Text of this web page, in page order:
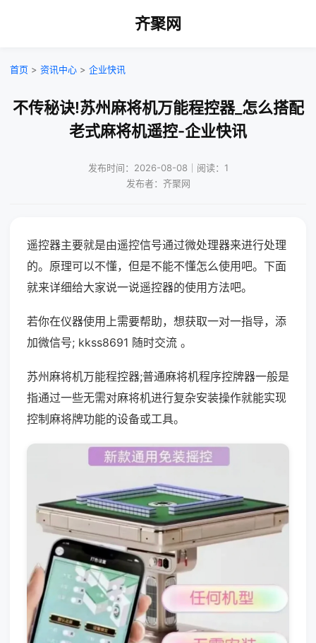
齐聚网
首页 > 资讯中心 > 企业快讯
不传秘诀!苏州麻将机万能程控器_怎么搭配
老式麻将机遥控-企业快讯
发布时间：2026-08-08｜阅读：1
发布者：齐聚网
遥控器主要就是由遥控信号通过微处理器来进行处理
的。原理可以不懂，但是不能不懂怎么使用吧。下面
就来详细给大家说一说遥控器的使用方法吧。
若你在仪器使用上需要帮助，想获取一对一指导，添
加微信号; kkss8691 随时交流 。
苏州麻将机万能程控器;普通麻将机程序控牌器一般是
指通过一些无需对麻将机进行复杂安装操作就能实现
控制麻将牌功能的设备或工具。